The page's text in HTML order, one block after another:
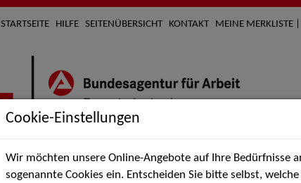
STARTSEITE HILFE SEITENÜBERSICHT KONTAKT MEINE MERKLISTE
Suche nach Künstler*innen Über uns
Cookie-Einstellungen
Wir möchten unsere Online-Angebote auf Ihre Bedürfnisse
sogenannte Cookies ein. Entscheiden Sie bitte selbst,